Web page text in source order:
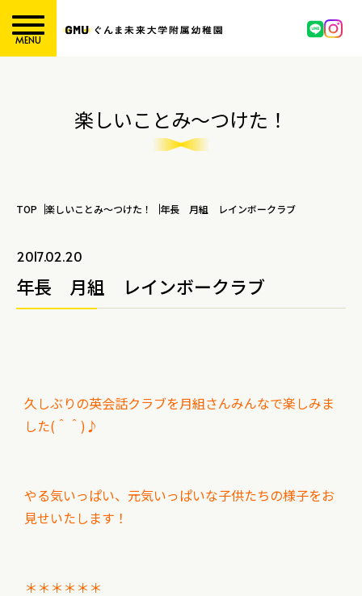
MENU
楽しいことみ～つけた！
TOP 楽しいことみ～つけた！ 年長 月組 レインボークラブ
2017.02.20
年長 月組 レインボークラブ
久しぶりの英会話クラブを月組さんみんなで楽しみま
した(＾＾)♪
やる気いっぱい、元気いっぱいな子供たちの様子をお
見せいたします！
＊＊＊＊＊＊